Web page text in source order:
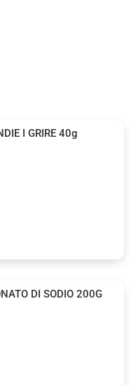
I GRIRE 40g
DI SODIO 200G